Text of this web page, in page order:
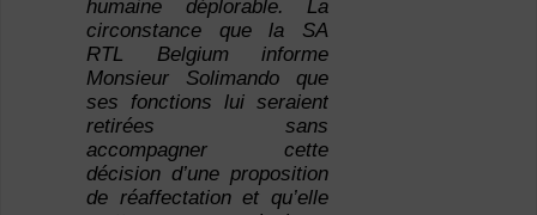
humaine déplorable. La
circonstance que la SA
RTL Belgium informe
Monsieur Solimando que
ses fonctions lui seraient
retirées sans
accompagner cette
décision d’une proposition
de réaffectation et qu’elle